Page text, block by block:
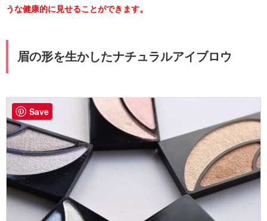
うな健康的に見せることができます。
眉の形を生かしたナチュラルアイブロウ
Save